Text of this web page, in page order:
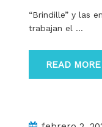
“Brindille” y las
trabajan el …
READ MORE